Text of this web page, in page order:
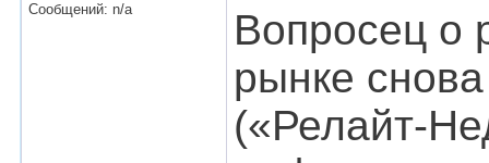
Сообщений: n/a
Вопросец о
рынке
(«Релайт-